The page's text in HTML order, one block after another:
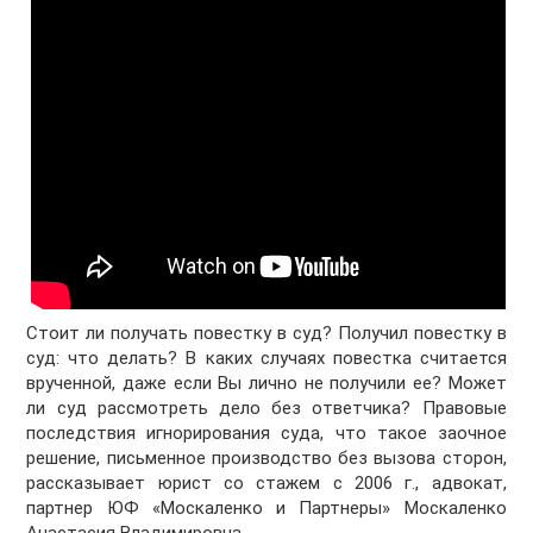
Стоит ли получать повестку в суд? Получил повестку в
суд: что делать? В каких случаях повестка считается
врученной, даже если Вы лично не получили ее? Может
ли суд рассмотреть дело без ответчика? Правовые
последствия игнорирования суда, что такое заочное
решение, письменное производство без вызова сторон,
рассказывает юрист со стажем с 2006 г., адвокат,
партнер ЮФ «Москаленко и Партнеры» Москаленко